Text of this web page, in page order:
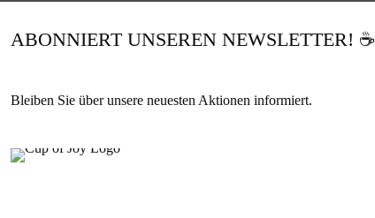
ABONNIERT UNSEREN NEWSLETTER! ☕
Bleiben Sie über unsere neuesten Aktionen informiert.